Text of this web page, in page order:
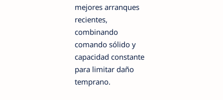
mejores arranques
recientes,
combinando
comando sólido y
capacidad constante
para limitar daño
temprano.